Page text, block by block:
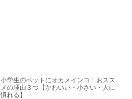
小学生のペットにオカメインコ！おスス
メの理由３つ【かわいい・小さい・人に
慣れる】